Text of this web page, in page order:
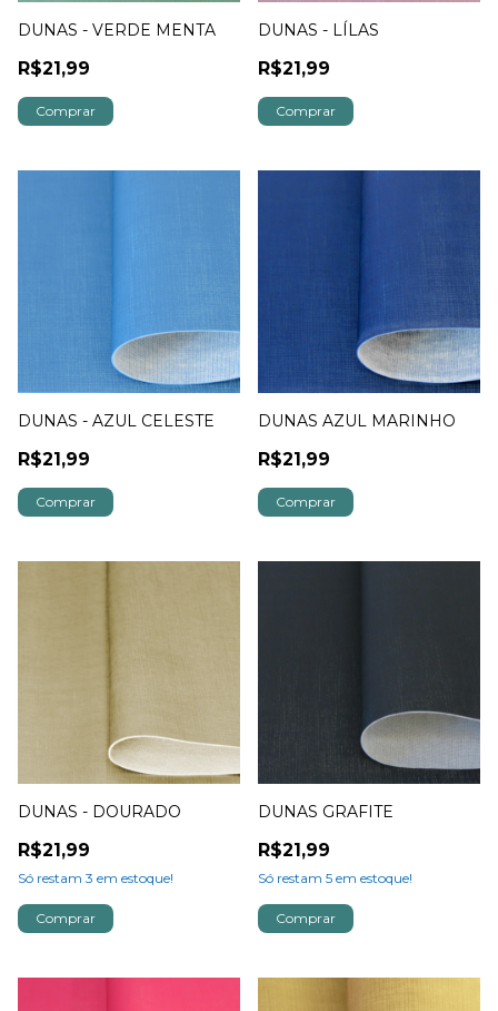
DUNAS - VERDE MENTA
R$21,99
DUNAS - LÍLAS
R$21,99
DUNAS - AZUL CELESTE
R$21,99
DUNAS AZUL MARINHO
R$21,99
DUNAS - DOURADO
R$21,99
Só restam 3 em estoque!
DUNAS GRAFITE
R$21,99
Só restam 5 em estoque!